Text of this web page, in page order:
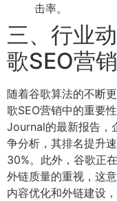
击率。
三、行业
歌SEO营
随着谷歌算法的不断
歌SEO营销中的重要
Journal的最新报告，
争分析，其排名提升
30%。此外，谷歌正
外链质量的重视，这
内容优化和外链建设